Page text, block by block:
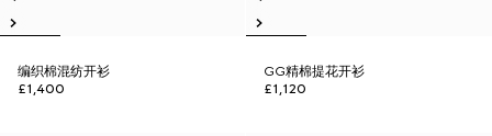
编织棉混纺开衫
£1,400
GG精棉提花开衫
£1,120